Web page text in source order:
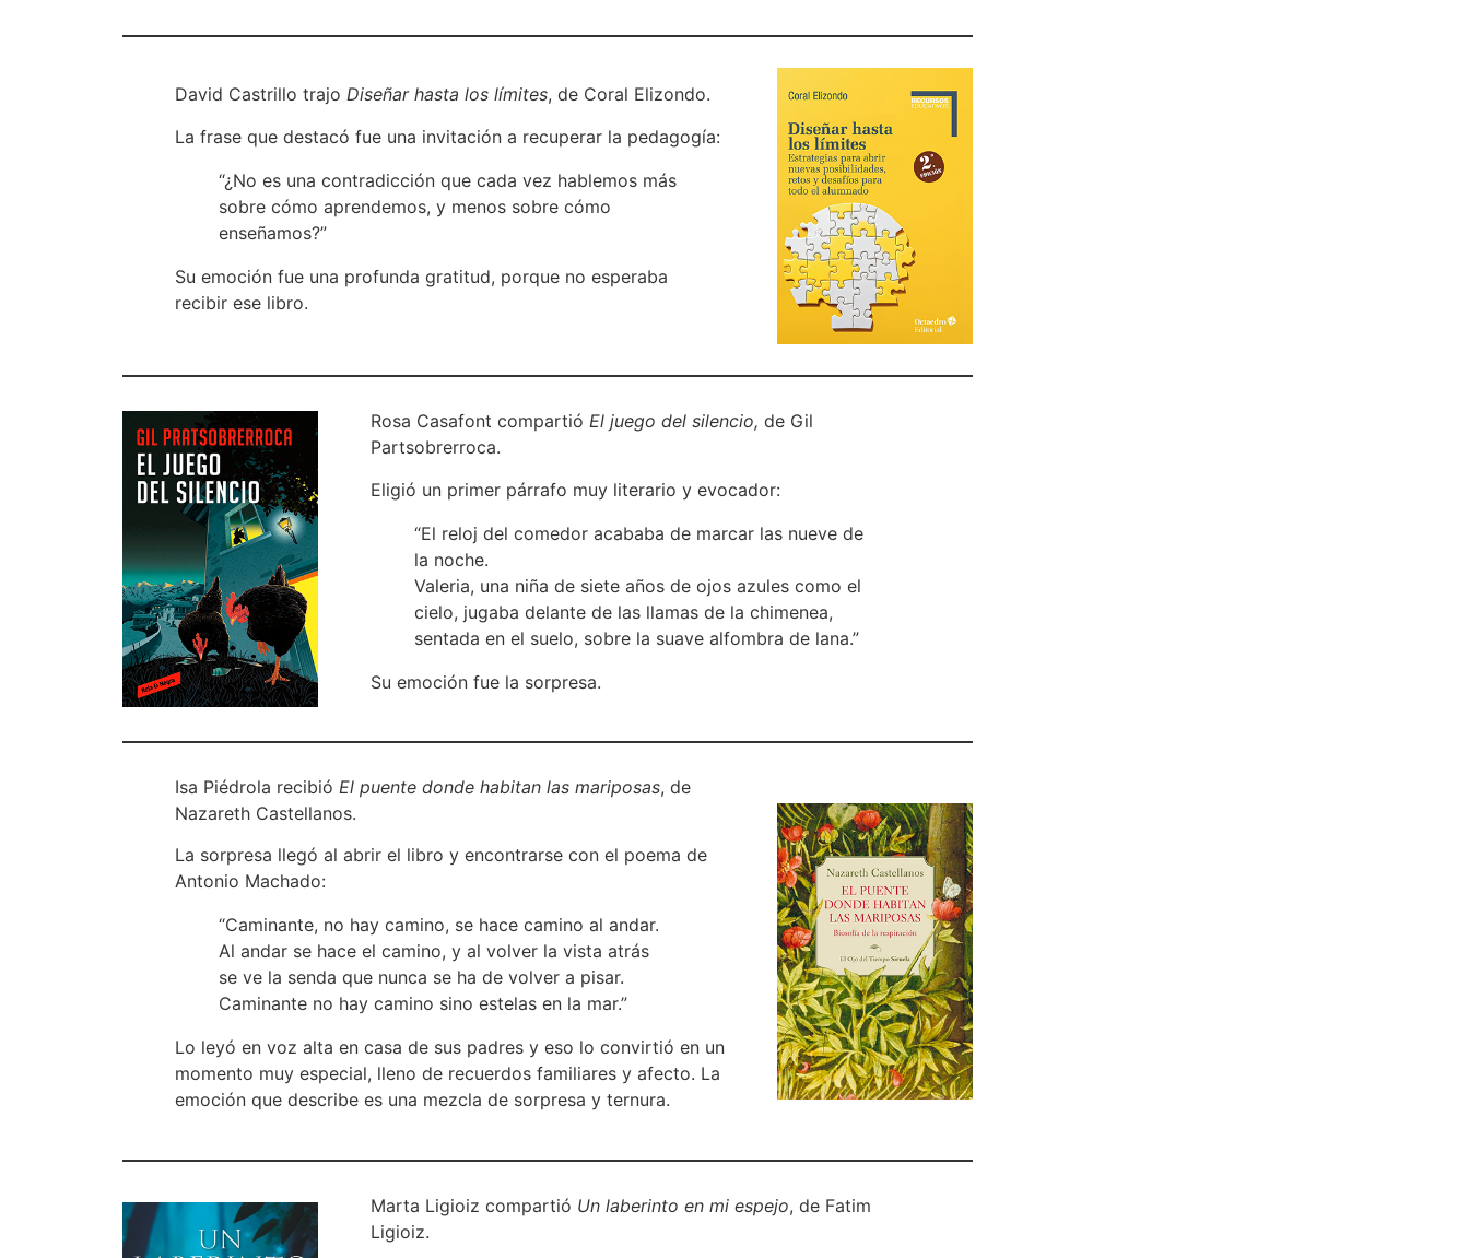
David Castrillo trajo Diseñar hasta los límites, de Coral Elizondo.
La frase que destacó fue una invitación a recuperar la pedagogía:
“¿No es una contradicción que cada vez hablemos más
sobre cómo aprendemos, y menos sobre cómo
enseñamos?”
Su emoción fue una profunda gratitud, porque no esperaba
recibir ese libro.
Rosa Casafont compartió El juego del silencio, de Gil
Partsobrerroca.
Eligió un primer párrafo muy literario y evocador:
“El reloj del comedor acababa de marcar las nueve de
la noche.
Valeria, una niña de siete años de ojos azules como el
cielo, jugaba delante de las llamas de la chimenea,
sentada en el suelo, sobre la suave alfombra de lana.”
Su emoción fue la sorpresa.
Isa Piédrola recibió El puente donde habitan las mariposas, de
Nazareth Castellanos.
La sorpresa llegó al abrir el libro y encontrarse con el poema de
Antonio Machado:
“Caminante, no hay camino, se hace camino al andar.
Al andar se hace el camino, y al volver la vista atrás
se ve la senda que nunca se ha de volver a pisar.
Caminante no hay camino sino estelas en la mar.”
Lo leyó en voz alta en casa de sus padres y eso lo convirtió en un
momento muy especial, lleno de recuerdos familiares y afecto. La
emoción que describe es una mezcla de sorpresa y ternura.
Marta Ligioiz compartió Un laberinto en mi espejo, de Fatim
Ligioiz.